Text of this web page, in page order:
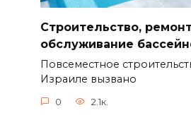
Строительство,
обслуживание
Повсеместное
Израиле вызвано
0 2.1к.